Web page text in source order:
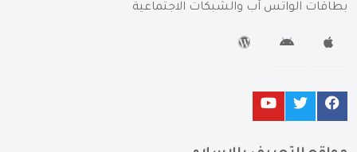
بطاقات الواتس آب والشبكات الاجتماعية